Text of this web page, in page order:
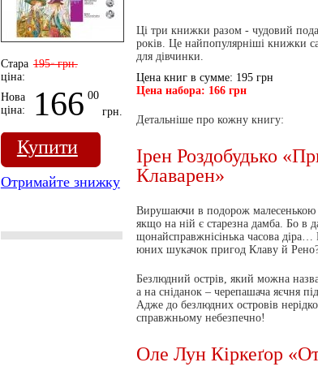
Стара
ціна:
19500грн.
Нова
ціна:
166 00
грн.
Купити
Отримайте знижку
Ці три книжки разом - чудовий
років. Це найпопулярніші книжки
для дівчинки.
Цена книг в сумме: 195 грн
Цена набора: 166 грн
Детальніше про кожну книгу:
Ірен Роздобудько
Клаварен»
Вирушаючи в подорож малесенькою
якщо на ній є старезна дамба. Бо в
щонайсправжнісінька часова
юних шукачок пригод Клаву й
Безлюдний острів, який можна
а на сніданок – черепашача яєчня
Адже до безлюдних островів
справжньому небезпечно!
Оле Лун Кіркеґор